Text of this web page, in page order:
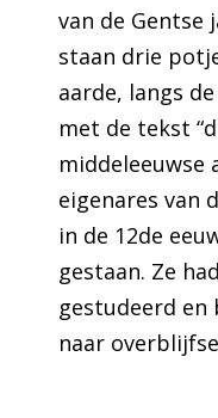
van de Gentse
staan drie
aarde, langs
met de tekst
middeleeuwse
eigenares van
in de 12de
gestaan. Ze
gestudeerd en
naar